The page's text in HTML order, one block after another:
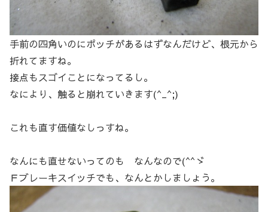
手前の四角いのにポッチがあるはずなんだけど、根元から
折れてますね。
接点もスゴイことになってるし。
なにより、触ると崩れていきます(^_^;)
これも直す価値なしっすね。
なんにも直せないってのも なんなので(^^ゞ
Ｆブレーキスイッチでも、なんとかしましょう。